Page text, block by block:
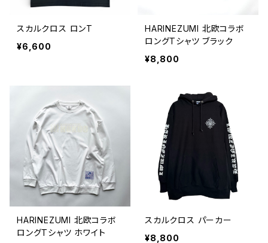
スカルクロス ロンT
¥6,600
HARINEZUMI 北欧コラボ
ロングTシャツ ブラック
¥8,800
HARINEZUMI 北欧コラボ
ロングTシャツ ホワイト
スカルクロス パーカー
¥8,800